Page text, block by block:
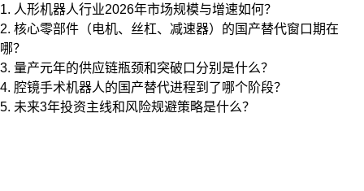
1. 人形机器人行业2026年市场规模与增速如何？
2. 核心零部件（电机、丝杠、减速器）的国产替代窗口期在
哪？
3. 量产元年的供应链瓶颈和突破口分别是什么？
4. 腔镜手术机器人的国产替代进程到了哪个阶段？
5. 未来3年投资主线和风险规避策略是什么？